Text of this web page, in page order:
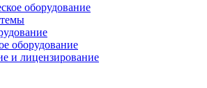
оборудование
оборудование
и лицензирование